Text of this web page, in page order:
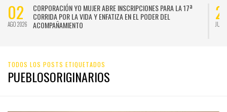
02
AGO 2026
CORPORACIÓN YO MUJER ABRE INSCRIPCIONES PARA LA 17ª
CORRIDA POR LA VIDA Y ENFATIZA EN EL PODER DEL
ACOMPAÑAMIENTO
JUL
TODOS LOS POSTS ETIQUETADOS
PUEBLOSORIGINARIOS